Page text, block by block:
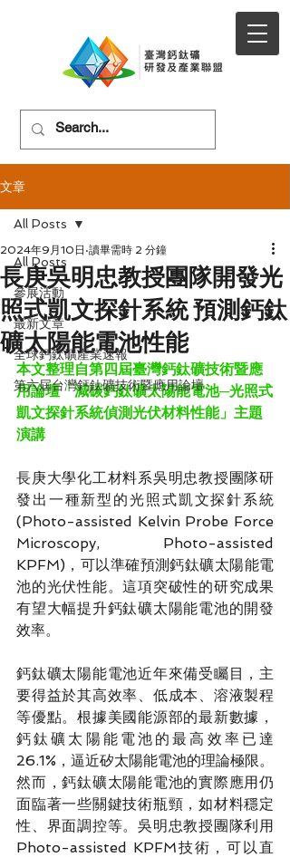
文章
All Posts
參展活動
最新文章
全球鈣鈦礦產業速報
第六屆台灣鈣鈦礦技術暨應用論壇
All Posts
長庚吳明忠教授團隊開發光
照式凱文探針系統 預測鈣鈦
礦太陽能電池性能
2024年9月10日 讀畢需時 2 分鐘
本文整理自第四屆臺灣鈣鈦礦技術暨應
用論壇「減碳鈣鈦礦太陽能電池─光照式
凱文探針系統偵測光伏材料性能」主題
演講
長庚大學化工材料系吳明忠教授團隊研
發出一種新型的光照式凱文探針系統
(Photo-assisted Kelvin Probe Force
Microscopy, Photo-assisted
KPFM)，可以準確預測鈣鈦礦太陽能電
池的光伏性能。這項突破性的研究成果
有望大幅提升鈣鈦礦太陽能電池的開發
效率。
鈣鈦礦太陽能電池近年來備受矚目，主
要得益於其高效率、低成本、溶液製程
等優點。根據美國能源部的最新數據，
鈣鈦礦太陽能電池的最高效率已達
26.1%，逼近矽太陽能電池的理論極限。
然而，鈣鈦礦太陽能電池的實際應用仍
面臨著一些關鍵技術瓶頸，如材料穩定
性、界面調控等。吳明忠教授團隊利用
Photo-assisted KPFM技術，可以直